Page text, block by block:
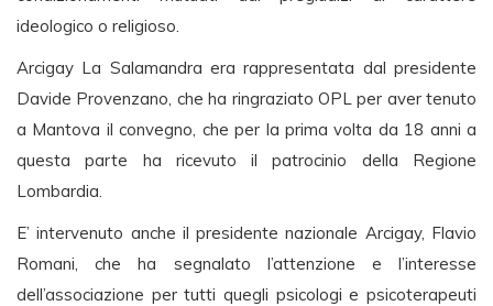
ideologico o religioso.
Arcigay La Salamandra era rappresentata dal presidente
Davide Provenzano, che ha ringraziato OPL per aver tenuto
a Mantova il convegno, che per la prima volta da 18 anni a
questa parte ha ricevuto il patrocinio della Regione
Lombardia.
E’ intervenuto anche il presidente nazionale Arcigay, Flavio
Romani, che ha segnalato l’attenzione e l’interesse
dell’associazione per tutti quegli psicologi e psicoterapeuti